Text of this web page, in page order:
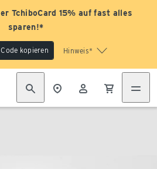
TchiboCard 15% auf fast alles
sparen!*
Code kopieren Hinweis*